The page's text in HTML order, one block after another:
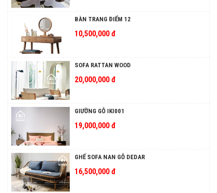
BÀN TRANG ĐIỂM 12
10,500,000 đ
SOFA RATTAN WOOD
20,000,000 đ
GIƯỜNG GỖ IKI001
19,000,000 đ
GHẾ SOFA NAN GỖ DEDAR
16,500,000 đ